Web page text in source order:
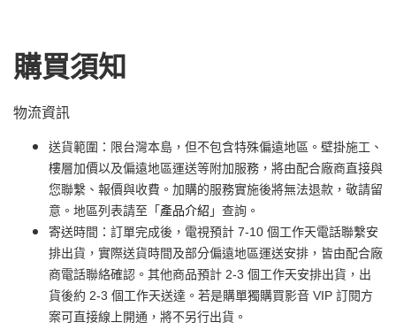
購買須知
物流資訊
送貨範圍：限台灣本島，但不包含特殊偏遠地區。壁掛施工、
樓層加價以及偏遠地區運送等附加服務，將由配合廠商直接與
您聯繫、報價與收費。加購的服務實施後將無法退款，敬請留
意。地區列表請至「 產品介紹 」查詢。
寄送時間：訂單完成後，電視預計 7-10 個工作天電話聯繫安
排出貨，實際送貨時間及部分偏遠地區運送安排，皆由配合廠
商電話聯絡確認。其他商品預計 2-3 個工作天安排出貨，出
貨後約 2-3 個工作天送達。若是購單獨購買影音 VIP 訂閱方
案可直接線上開通，將不另行出貨。